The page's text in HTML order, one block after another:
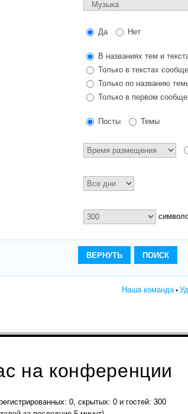
Да Нет
В названиях тем и
Только в текстах
Только по названию
Только в первом
Посты Темы
Наша команда •
на конференции
0, скрытых: 0 и гостей: 300